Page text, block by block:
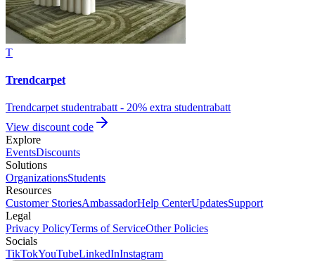
T
Trendcarpet
Trendcarpet studentrabatt - 20% extra studentrabatt
View discount code
Explore
EventsDiscounts
Solutions
OrganizationsStudents
Resources
Customer StoriesAmbassadorHelp CenterUpdatesSupport
Legal
Privacy PolicyTerms of ServiceOther Policies
Socials
TikTokYouTubeLinkedInInstagram